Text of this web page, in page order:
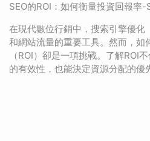
SEO的ROI：如何衡量投資回報率-
在現代數位行銷中，搜索引擎優化
和網站流量的重要工具。然而，如
（ROI）卻是一項挑戰。了解ROI
的有效性，也能決定資源分配的優